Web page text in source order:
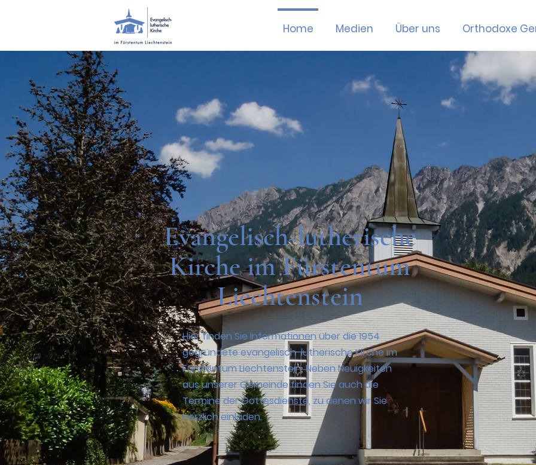
Home Medien Über uns Orthodoxe
Evangelisch-lutherische
Kirche im Fürstentum
Liechtenstein
Hier finden Sie Informationen über die 1954
gegründete evangelisch-lutherische Kirche im
Fürstentum Liechtenstein.Neben Neuigkeiten
aus unserer Gemeinde finden Sie auch die
Termine der Gottesdienste, zu denen wir Sie
herzlich einladen.